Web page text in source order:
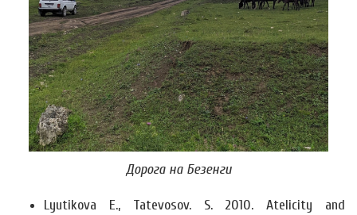
Дорога на Безенги
Lyutikova E., Tatevosov. S. 2010. Atelicity and